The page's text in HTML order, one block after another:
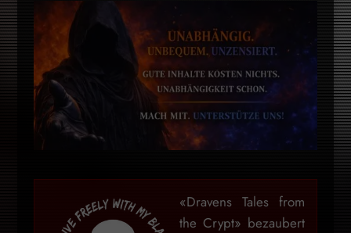
«Dravens Tales from
the Crypt» bezaubert